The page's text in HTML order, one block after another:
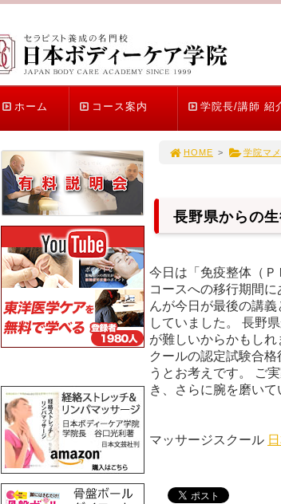
ホーム コース案内 学院長/講師 紹
HOME > 学院マ
長野県からの
今日は「免疫整体（
コースへの移行期間
んが今日が最後の講
していました。 長野
が難しいからかもし
クールの認定試験合
うとお考えです。 ご
き、さらに腕を磨いて
阪本光
マッサージスクール